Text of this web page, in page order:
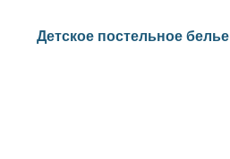
Детское постельное белье